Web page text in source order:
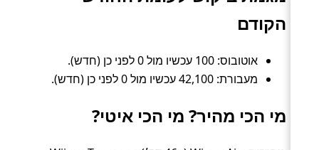
הקודם
אוטובוס: 100 עכשיו מול 0 לפני כן (חדש).
מעבורת: 42,100 עכשיו מול 0 לפני כן (חדש).
מי הכי מהיר? מי הכי איטי?